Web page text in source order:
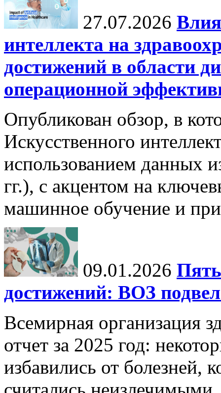
27.07.2026
интеллекта на
достижений в области
операционной
Опубликован обзор, в
Искусственного
использованием данных
гг.), с акцентом на
машинное обучение и
09.01.2026
достижений: ВОЗ
Всемирная организация
отчет за 2025 год:
избавились от болезней,